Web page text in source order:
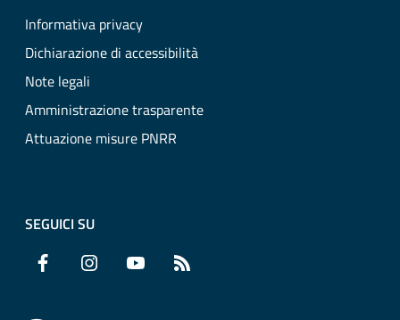
Informativa privacy
Dichiarazione di accessibilità
Note legali
Amministrazione trasparente
Attuazione misure PNRR
SEGUICI SU
Facebook Instagram YouTube